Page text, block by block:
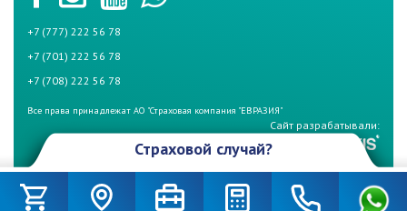
+7 (777) 222 56 78
+7 (701) 222 56 78
+7 (708) 222 56 78
Все права принадлежат АО "Страховая компания "ЕВРАЗИЯ"
Сайт разрабатывали:
Страховой случай?
беспокойтесь, если у Вас страховой полис СК «Евразия». Для начала